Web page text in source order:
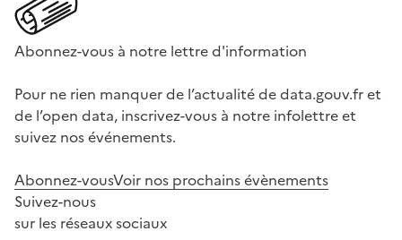
Abonnez-vous à notre lettre d'information
Pour ne rien manquer de l’actualité de data.gouv.fr et
de l’open data, inscrivez-vous à notre infolettre et
suivez nos événements.
Abonnez-vousVoir nos prochains évènements
Suivez-nous
sur les réseaux sociaux